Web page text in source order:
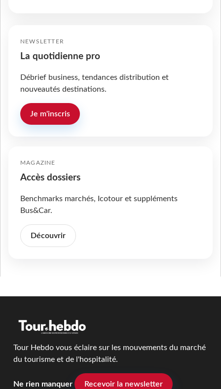
NEWSLETTER
La quotidienne pro
Débrief business, tendances distribution et
nouveautés destinations.
Je m'inscris
MAGAZINE
Accès dossiers
Benchmarks marchés, Icotour et suppléments
Bus&Car.
Découvrir
Tour Hebdo vous éclaire sur les mouvements du marché
du tourisme et de l'hospitalité.
Ne rien manquer Recevoir la newsletter